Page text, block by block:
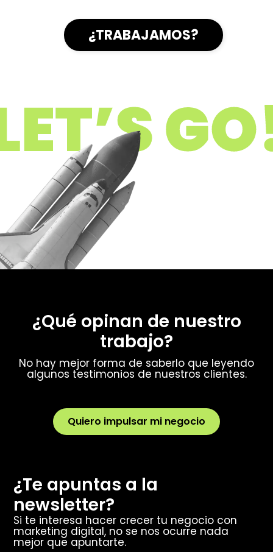
¿TRABAJAMOS?
¿Qué opinan de nuestro
trabajo?
No hay mejor forma de saberlo que leyendo
algunos testimonios de nuestros clientes.
Quiero impulsar mi negocio
¿Te apuntas a la
newsletter?
Si te interesa hacer crecer tu negocio con
marketing digital, no se nos ocurre nada
mejor que apuntarte.